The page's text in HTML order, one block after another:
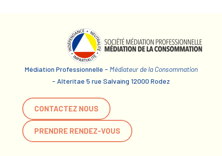
Médiation Professionnelle - Médiateur de la Consommation
- Alteritae 5 rue Salvaing 12000 Rodez
CONTACTEZ NOUS
PRENDRE RENDEZ-VOUS